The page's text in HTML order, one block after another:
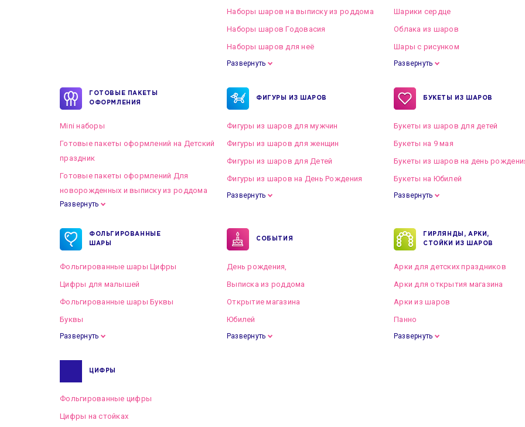
Наборы шаров на выписку из роддома
Наборы шаров Годовасия
Наборы шаров для неё
Развернуть
Шарики сердце
Облака из шаров
Шары с рисунком
Развернуть
ГОТОВЫЕ ПАКЕТЫ
ОФОРМЛЕНИЯ
Mini наборы
Готовые пакеты оформлений на Детский
праздник
Готовые пакеты оформлений Для
новорожденных и выписку из роддома
Готовые пакеты оформлений на Свадьбу
Развернуть
ФИГУРЫ ИЗ ШАРОВ
Фигуры из шаров для мужчин
Фигуры из шаров для женщин
Фигуры из шаров для Детей
Фигуры из шаров на День Рождения
Развернуть
БУКЕТЫ ИЗ ШАРОВ
Букеты из шаров для детей
Букеты на 9 мая
Букеты из шаров на день
Букеты на Юбилей
Развернуть
ФОЛЬГИРОВАННЫЕ
ШАРЫ
Фольгированные шары Цифры
Цифры для малышей
Фольгированные шары Буквы
Буквы
Развернуть
СОБЫТИЯ
День рождения,
Выписка из роддома
Открытие магазина
Юбилей
Развернуть
ГИРЛЯНДЫ, АРКИ,
СТОЙКИ ИЗ ШАРОВ
Арки для детских праздников
Арки для открытия магазина
Арки из шаров
Панно
Развернуть
ЦИФРЫ
Фольгированные цифры
Цифры на стойках